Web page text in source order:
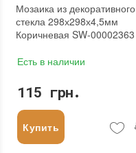
Мозаика из декоративного
стекла 298х298х4,5мм
Коричневая SW-00002363
Есть в наличии
115 грн.
Купить